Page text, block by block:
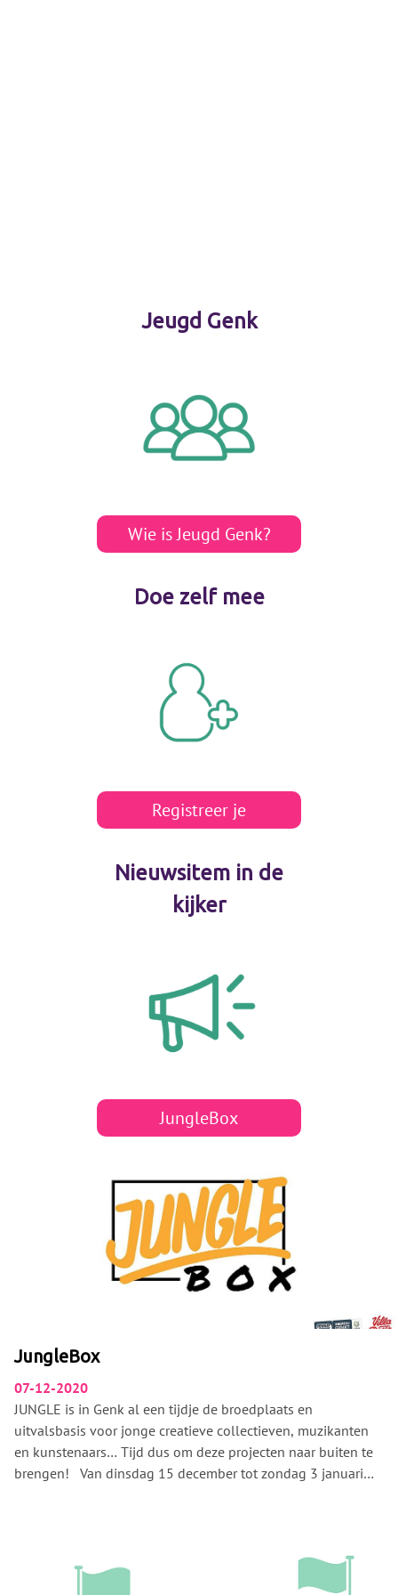
Jeugd Genk
Wie is Jeugd Genk?
Doe zelf mee
Registreer je
Nieuwsitem in de
kijker
JungleBox
JungleBox
07-12-2020
JUNGLE is in Genk al een tijdje de broedplaats en
uitvalsbasis voor jonge creatieve collectieven, muzikanten
en kunstenaars… Tijd dus om deze projecten naar buiten te
brengen! Van dinsdag 15 december tot zondag 3 januari
tentoongesteld worden. Blijf onze instagrampage en dit
event volgen voor het volledige programma!